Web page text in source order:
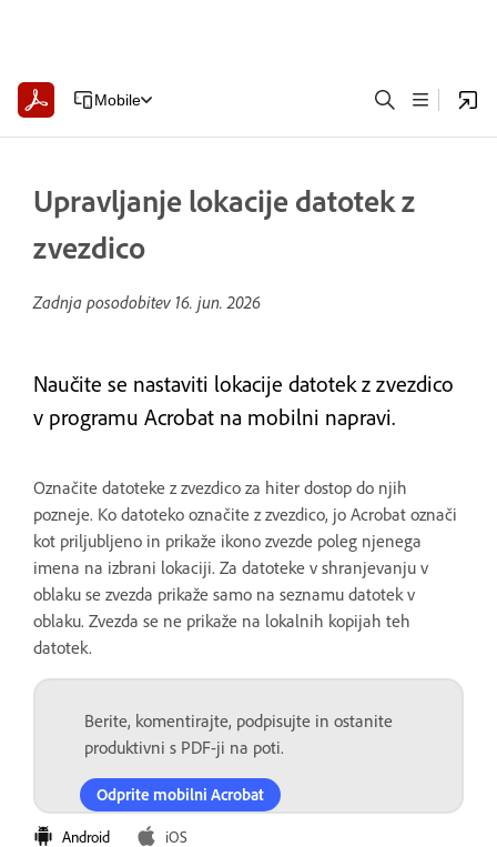
Mobile
Upravljanje lokacije datotek z
zvezdico
Zadnja posodobitev 16. jun. 2026
Naučite se nastaviti lokacije datotek z zvezdico
v programu Acrobat na mobilni napravi.
Označite datoteke z zvezdico za hiter dostop do njih
pozneje. Ko datoteko označite z zvezdico, jo Acrobat označi
kot priljubljeno in prikaže ikono zvezde poleg njenega
imena na izbrani lokaciji. Za datoteke v shranjevanju v
oblaku se zvezda prikaže samo na seznamu datotek v
oblaku. Zvezda se ne prikaže na lokalnih kopijah teh
datotek.
Berite, komentirajte, podpisujte in ostanite
produktivni s PDF-ji na poti.
Odprite mobilni Acrobat
Android iOS